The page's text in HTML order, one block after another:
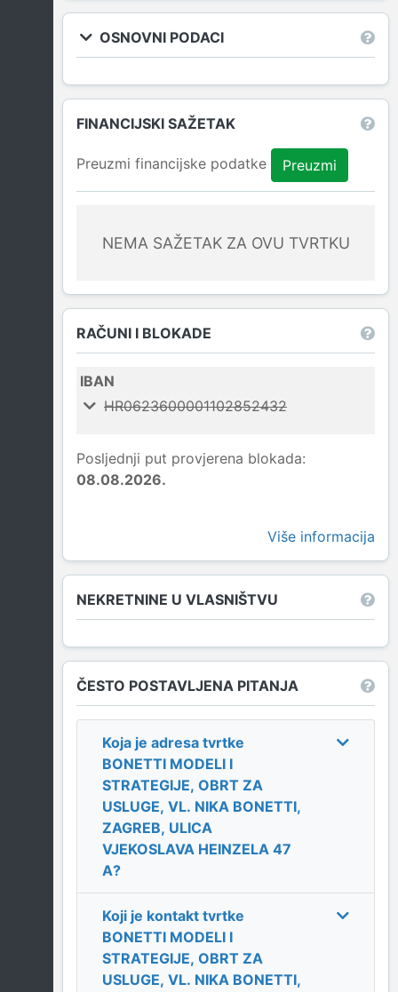
OSNOVNI PODACI
FINANCIJSKI SAŽETAK
Preuzmi financijske podatke Preuzmi
NEMA SAŽETAK ZA OVU TVRTKU
RAČUNI I BLOKADE
IBAN
HR0623600001102852432
Posljednji put provjerena blokada:
08.08.2026.
Više informacija
NEKRETNINE U VLASNIŠTVU
ČESTO POSTAVLJENA PITANJA
Koja je adresa tvrtke
BONETTI MODELI I
STRATEGIJE, OBRT ZA
USLUGE, VL. NIKA BONETTI,
ZAGREB, ULICA
VJEKOSLAVA HEINZELA 47
A?
Koji je kontakt tvrtke
BONETTI MODELI I
STRATEGIJE, OBRT ZA
USLUGE, VL. NIKA BONETTI,